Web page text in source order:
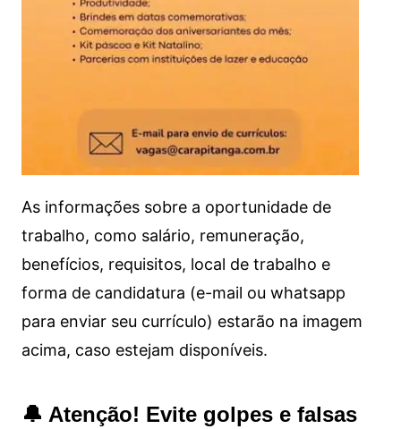
As informações sobre a oportunidade de
trabalho, como salário, remuneração,
benefícios, requisitos, local de trabalho e
forma de candidatura (e-mail ou whatsapp
para enviar seu currículo) estarão na imagem
acima, caso estejam disponíveis.
🔔 Atenção! Evite golpes e falsas